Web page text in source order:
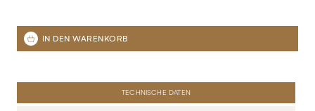
TECHNISCHE DATEN